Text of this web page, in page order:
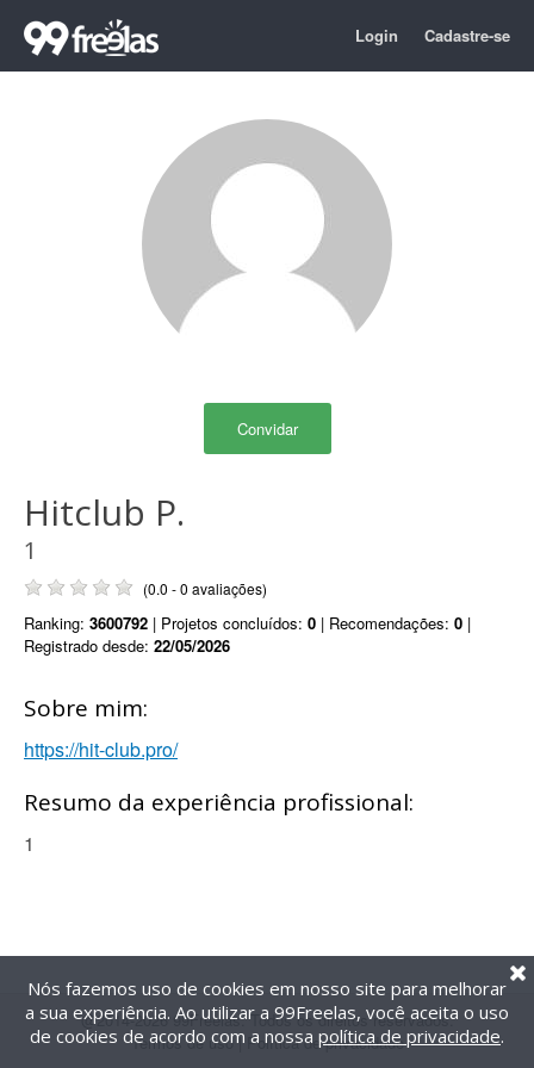
Login Cadastre-se
Convidar
Hitclub P.
1
(0.0 - 0 avaliações)
Ranking: 3600792 | Projetos concluídos: 0 | Recomendações: 0 |
Registrado desde: 22/05/2026
Sobre mim:
https://hit-club.pro/
Resumo da experiência profissional:
1
@2014-2026 99Freelas. Todos os direitos reservados.
Termos de uso| Política de privacidade
Nós fazemos uso de cookies em nosso site para melhorar
a sua experiência. Ao utilizar a 99Freelas, você aceita o uso
de cookies de acordo com a nossa política de privacidade.